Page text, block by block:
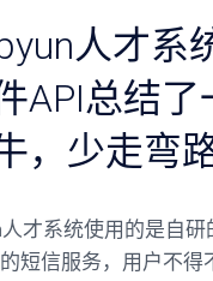
人才系
API总结
，少走弯
才系统使用的是自
短信服务，用户不